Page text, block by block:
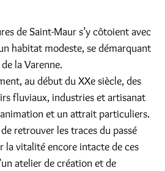
de Saint-Maur s’y côtoient avec
habitat modeste, se démarquant
la Varenne.
au début du XXe siècle, des
fluviaux, industries et artisanat
et un attrait particuliers.
retrouver les traces du passé
la vitalité encore intacte de ces
atelier de création et de